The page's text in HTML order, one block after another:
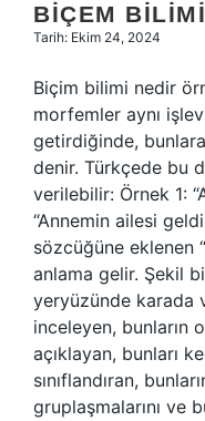
BIÇEM
Tarih: Ekim 24, 2024
Biçim bilimi nedir
morfemler aynı
getirdiğinde,
denir. Türkçede bu
verilebilir: Örnek 1:
“Annemin ailesi
sözcüğüne eklenen
anlama gelir. Şekil
yeryüzünde karada
inceleyen, bunların
açıklayan, bunları
sınıflandıran,
gruplaşmalarını ve